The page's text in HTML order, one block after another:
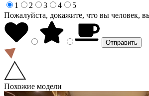
1
2 3 4
5
Пожалуйста, докажите, что вы человек,
Похожие модели